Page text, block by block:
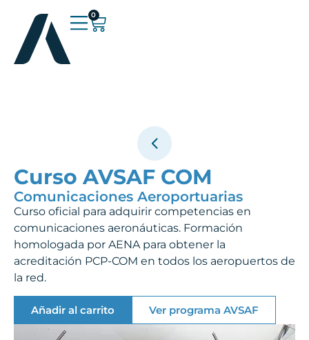
0
Curso AVSAF COM
Comunicaciones Aeroportuarias
Curso oficial para adquirir competencias en
comunicaciones aeronáuticas. Formación
homologada por AENA para obtener la
acreditación PCP-COM en todos los aeropuertos de
la red.
Añadir al carrito Ver programa AVSAF